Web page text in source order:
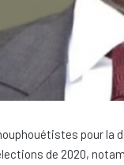
pour la
de 2020,